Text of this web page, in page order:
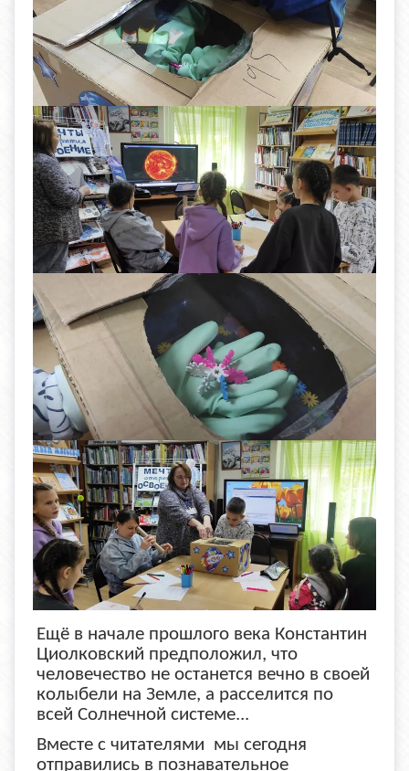
Ещё в начале прошлого века Константин
Циолковский предположил, что
человечество не останется вечно в своей
колыбели на Земле, а расселится по
всей Солнечной системе...
Вместе с читателями мы сегодня
отправились в познавательное